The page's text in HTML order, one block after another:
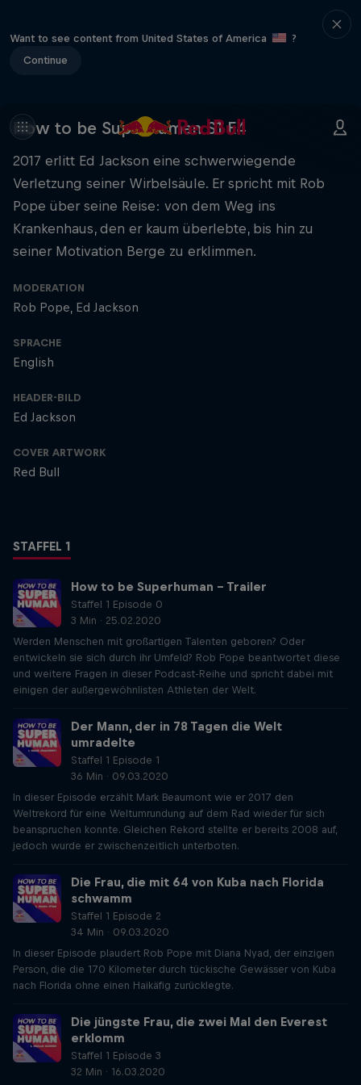
Want to see content from United States of America
?
Continue
How to be Superhuman S1 E4
2017 erlitt Ed Jackson eine schwerwiegende
Verletzung seiner Wirbelsäule. Er spricht mit Rob
Pope über seine Reise: von dem Weg ins
Krankenhaus, den er kaum überlebte, bis hin zu
seiner Motivation Berge zu erklimmen.
MODERATION
Rob Pope Ed Jackson
SPRACHE
English
HEADER-BILD
Ed Jackson
COVER ARTWORK
Red Bull
STAFFEL 1
How to be Superhuman – Trailer
Staffel 1 Episode 0
3 Min · 25.02.2020
Werden Menschen mit großartigen Talenten geboren? Oder
entwickeln sie sich durch ihr Umfeld? Rob Pope beantwortet diese
und weitere Fragen in dieser Podcast-Reihe und spricht dabei mit
einigen der außergewöhnlisten Athleten der Welt.
Der Mann, der in 78 Tagen die Welt
umradelte
Staffel 1 Episode 1
36 Min · 09.03.2020
In dieser Episode erzählt Mark Beaumont wie er 2017 den
Weltrekord für eine Weltumrundung auf dem Rad wieder für sich
beanspruchen konnte. Gleichen Rekord stellte er bereits 2008 auf,
jedoch wurde er zwischenzeitlich unterboten.
Die Frau, die mit 64 von Kuba nach Florida
schwamm
Staffel 1 Episode 2
34 Min · 09.03.2020
In dieser Episode plaudert Rob Pope mit Diana Nyad, der einzigen
Person, die die 170 Kilometer durch tückische Gewässer von Kuba
nach Florida ohne einen Haikäfig zurücklegte.
Die jüngste Frau, die zwei Mal den Everest
erklomm
Staffel 1 Episode 3
32 Min · 16.03.2020